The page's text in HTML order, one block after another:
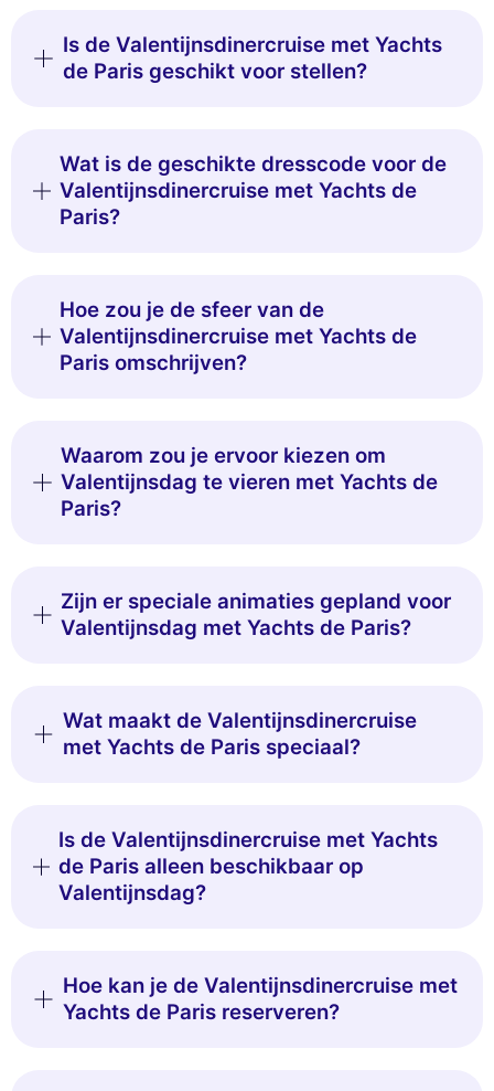
Is de Valentijnsdinercruise met Yachts
de Paris geschikt voor stellen?
Wat is de geschikte dresscode voor de
Valentijnsdinercruise met Yachts de
Paris?
Hoe zou je de sfeer van de
Valentijnsdinercruise met Yachts de
Paris omschrijven?
Waarom zou je ervoor kiezen om
Valentijnsdag te vieren met Yachts de
Paris?
Zijn er speciale animaties gepland voor
Valentijnsdag met Yachts de Paris?
Wat maakt de Valentijnsdinercruise
met Yachts de Paris speciaal?
Is de Valentijnsdinercruise met Yachts
de Paris alleen beschikbaar op
Valentijnsdag?
Hoe kan je de Valentijnsdinercruise met
Yachts de Paris reserveren?